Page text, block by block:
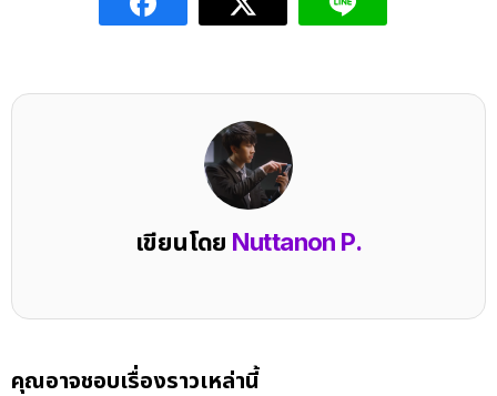
เขียนโดย Nuttanon P.
คุณอาจชอบเรื่องราวเหล่านี้